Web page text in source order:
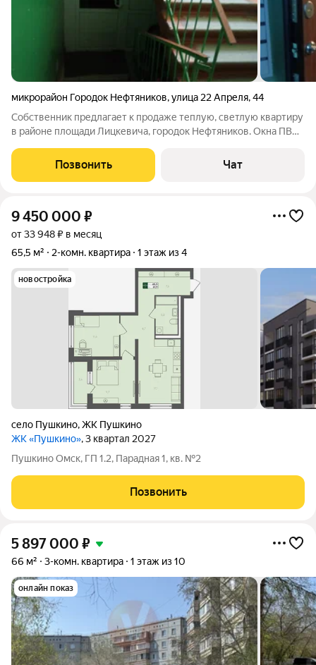
микрорайон Городок Нефтяников,улица 22 Апреля,44
Собственник предлагает к продаже теплую, светлую квартиру
в районе площади Лицкевича, городок Нефтяников. Окна ПВХ,
дверь. Трубы водоснабжения пластиковые. Квартира требует
ремонта. Чистый ухоженный
Позвонить Чат
9 450 000 ₽
от 33 948 ₽ в месяц
65,5 м²
2-комн. квартира 1 этаж из 4
новостройка
село Пушкино,ЖК Пушкино
ЖК «Пушкино», 3 квартал 2027
Пушкино Омск, ГП 1.2, Парадная 1, кв. №2
Позвонить
5 897 000 ₽
66 м² 3-комн. квартира 1 этаж из 10
онлайн показ